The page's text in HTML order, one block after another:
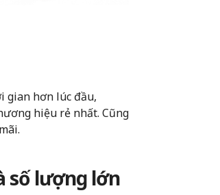
gian hơn lúc đầu,
hiệu rẻ nhất. Cũng
số lượng lớn